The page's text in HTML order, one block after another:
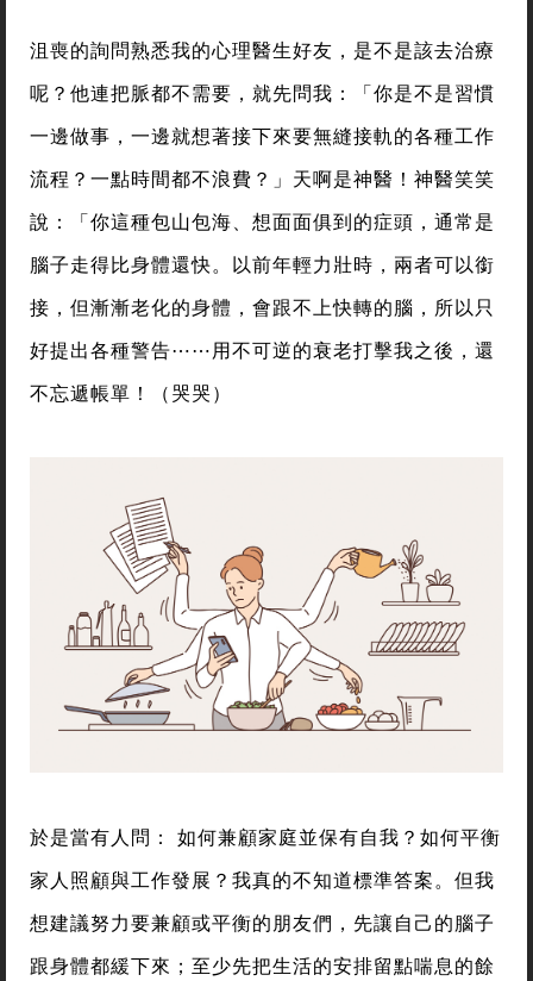
沮喪的詢問熟悉我的心理醫生好友，是不是該去治療
呢？他連把脈都不需要，就先問我：「你是不是習慣
一邊做事，一邊就想著接下來要無縫接軌的各種工作
流程？一點時間都不浪費？」天啊是神醫！神醫笑笑
說：「你這種包山包海、想面面俱到的症頭，通常是
腦子走得比身體還快。以前年輕力壯時，兩者可以銜
接，但漸漸老化的身體，會跟不上快轉的腦，所以只
好提出各種警告⋯⋯用不可逆的衰老打擊我之後，還
不忘遞帳單！（哭哭）
於是當有人問： 如何兼顧家庭並保有自我？如何平衡
家人照顧與工作發展？我真的不知道標準答案。但我
想建議努力要兼顧或平衡的朋友們，先讓自己的腦子
跟身體都緩下來；至少先把生活的安排留點喘息的餘